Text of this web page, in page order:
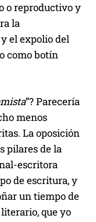
o reproductivo y
la
el expolio del
como botín
”? Parecería
menos
La oposición
pilares de la
escritora
de escritura, y
un tiempo de
que yo